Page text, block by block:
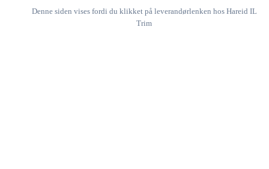
Denne siden vises fordi du klikket på leverandørlenken hos Hareid IL
Trim